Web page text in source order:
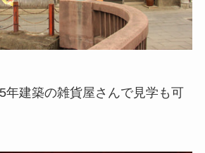
年建築の雑貨屋さんで見学も可